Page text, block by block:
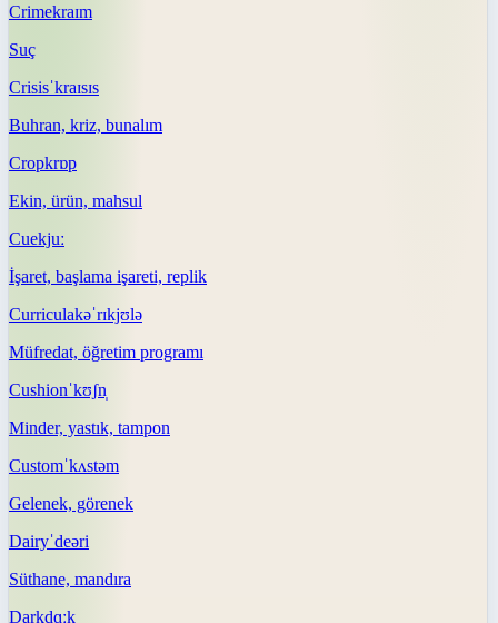
Crimekraɪm
Suç
Crisisˈkraɪsɪs
Buhran, kriz, bunalım
Cropkrɒp
Ekin, ürün, mahsul
Cuekjuː
İşaret, başlama işareti, replik
Curriculakəˈrɪkjʊlə
Müfredat, öğretim programı
Cushionˈkʊʃn̩
Minder, yastık, tampon
Customˈkʌstəm
Gelenek, görenek
Dairyˈdeəri
Süthane, mandıra
Darkdɑːk